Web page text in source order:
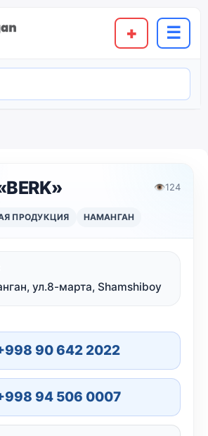
+ ☰
👁124
ПРОДУКЦИЯ НАМАНГАН
ул.8-марта, Shamshiboy
90 642 2022
94 506 0007